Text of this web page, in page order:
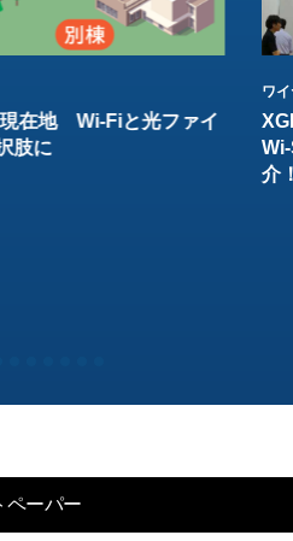
在地 Wi-Fiと光ファイ
肢に
ワ
介
ペーパー